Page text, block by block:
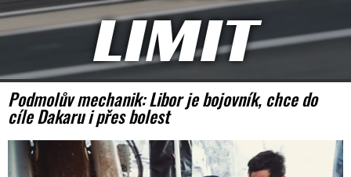
LIMIT
Podmolův mechanik: Libor je bojovník, chce do
cíle Dakaru i přes bolest